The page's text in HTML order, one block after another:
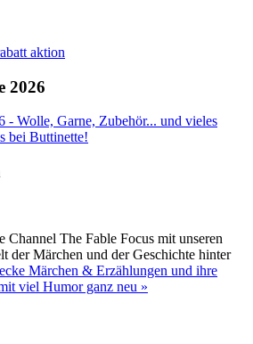
2026
- Wolle, Garne, Zubehör... und vieles
bei Buttinette!
Channel The Fable Focus mit unseren
der Märchen und der Geschichte hinter
Märchen & Erzählungen und ihre
viel Humor ganz neu »